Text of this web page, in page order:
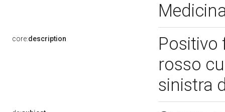
core:description
Positivo
rosso
sinistra